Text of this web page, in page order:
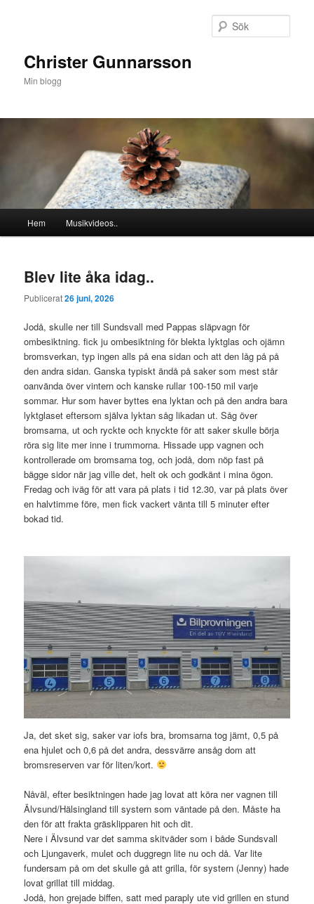
Christer Gunnarsson
Min blogg
Hem Musikvideos..
Blev lite åka idag..
Publicerat26 juni, 2026
Jodå, skulle ner till Sundsvall med Pappas släpvagn för
ombesiktning. fick ju ombesiktning för blekta lyktglas och ojämn
bromsverkan, typ ingen alls på ena sidan och att den låg på på
den andra sidan. Ganska typiskt ändå på saker som mest står
oanvända över vintern och kanske rullar 100-150 mil varje
sommar. Hur som haver byttes ena lyktan och på den andra bara
lyktglaset eftersom själva lyktan såg likadan ut. Såg över
bromsarna, ut och ryckte och knyckte för att saker skulle börja
röra sig lite mer inne i trummorna. Hissade upp vagnen och
kontrollerade om bromsarna tog, och jodå, dom nöp fast på
bägge sidor när jag ville det, helt ok och godkänt i mina ögon.
Fredag och iväg för att vara på plats i tid 12.30, var på plats över
en halvtimme före, men fick vackert vänta till 5 minuter efter
bokad tid.
Ja, det sket sig, saker var iofs bra, bromsarna tog jämt, 0,5 på
ena hjulet och 0,6 på det andra, dessvärre ansåg dom att
bromsreserven var för liten/kort.
Nåväl, efter besiktningen hade jag lovat att köra ner vagnen till
Älvsund/Hälsingland till systern som väntade på den. Måste ha
den för att frakta gräsklipparen hit och dit.
Nere i Älvsund var det samma skitväder som i både Sundsvall
och Ljungaverk, mulet och duggregn lite nu och då. Var lite
fundersam på om det skulle gå att grilla, för systern (Jenny) hade
lovat grillat till middag.
Jodå, hon grejade biffen, satt med paraply ute vid grillen en stund